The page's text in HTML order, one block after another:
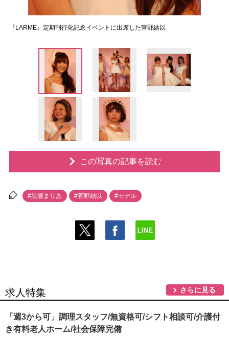
『LARME』定期刊行化記念イベントに出席した菅野結以
この写真の記事を読む
#黒瀧まりあ #菅野結以 #モデル
求人特集 さらに見る
「週3から可」調理スタッフ/無資格可/シフト相談可/介護付
き有料老人ホーム/社会保障完備